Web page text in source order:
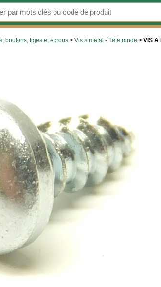
boulons, tiges et écrous > Vis à métal - Tête ronde > VIS A